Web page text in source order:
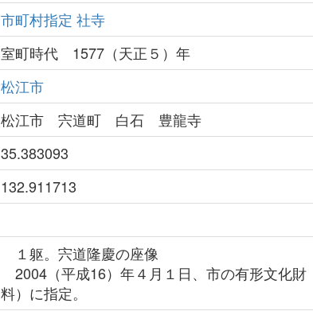
市町村指定 社寺
室町時代 1577（天正５）年
松江市
松江市 宍道町 白石 豊龍寺
35.383093
132.911713
１躯。宍道隆慶の座像
2004（平成16）年４月１日、市の有形文化財
料）に指定。